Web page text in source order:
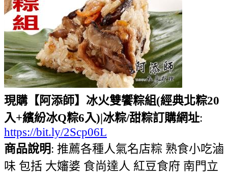
現購【阿添師】冰火雙饗粽組(經典北粽20
入+繽紛冰Q粽6入)|冰粽/甜粽訂購網址:
https://bit.ly/2Scp06L
商品說明: 推薦各種人氣名店粽 熟食小吃滷
味 包括 大嬸婆 食尚達人 紅豆食府 南門立